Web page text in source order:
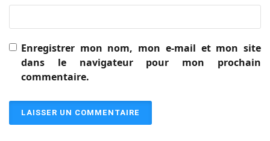
Enregistrer mon nom, mon e-mail et mon site
dans le navigateur pour mon prochain
commentaire.